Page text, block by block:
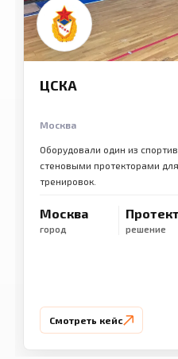
ЦСКА
Москва
Оборудовали один из
стеновыми протекторами
тренировок.
Москва
город решение
Смотреть кейс